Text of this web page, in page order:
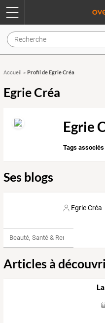
Accueil » Profil de Egrie Créa
Egrie Créa
Egrie
Tags associés
Ses blogs
Egrie Créa
Beauté, Santé & Remise en forme
Articles à